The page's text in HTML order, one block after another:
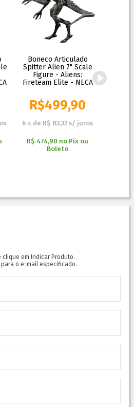
Boneco Articulado
Spitter Alien 7" Scale
Figure - Aliens:
Fireteam Elite - NECA
R$499,90
6 x de R$ 83,32 s/ juros
R$ 474,90 no Pix ou
Boleto
clique em Indicar Produto.
o e-mail especificado.